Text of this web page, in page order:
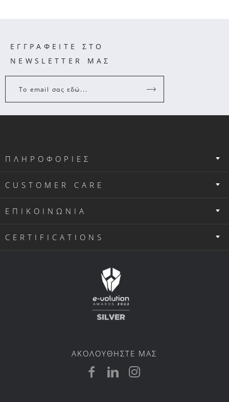
ΕΓΓΡΑΦΕΙΤΕ ΣΤΟ
NEWSLETTER ΜΑΣ
Το email σας εδώ...
ΠΛΗΡΟΦΟΡΙΕΣ
CUSTOMER CARE
ΕΠΙΚΟΙΝΩΝΙΑ
CERTIFICATIONS
ΑΚΟΛΟΥΘΗΣΤΕ ΜΑΣ